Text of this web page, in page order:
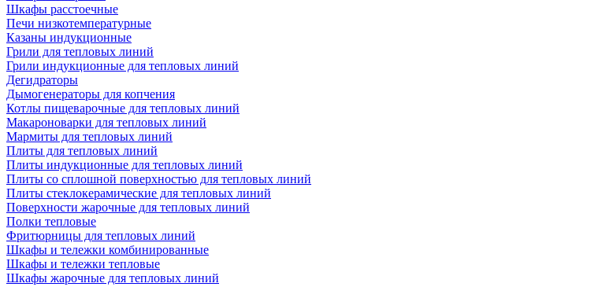
Шкафы расстоечные
Печи низкотемпературные
Казаны индукционные
Грили для тепловых линий
Грили индукционные для тепловых линий
Дегидраторы
Дымогенераторы для копчения
Котлы пищеварочные для тепловых линий
Макароноварки для тепловых линий
Мармиты для тепловых линий
Плиты для тепловых линий
Плиты индукционные для тепловых линий
Плиты со сплошной поверхностью для тепловых линий
Плиты стеклокерамические для тепловых линий
Поверхности жарочные для тепловых линий
Полки тепловые
Фритюрницы для тепловых линий
Шкафы и тележки комбинированные
Шкафы и тележки тепловые
Шкафы жарочные для тепловых линий